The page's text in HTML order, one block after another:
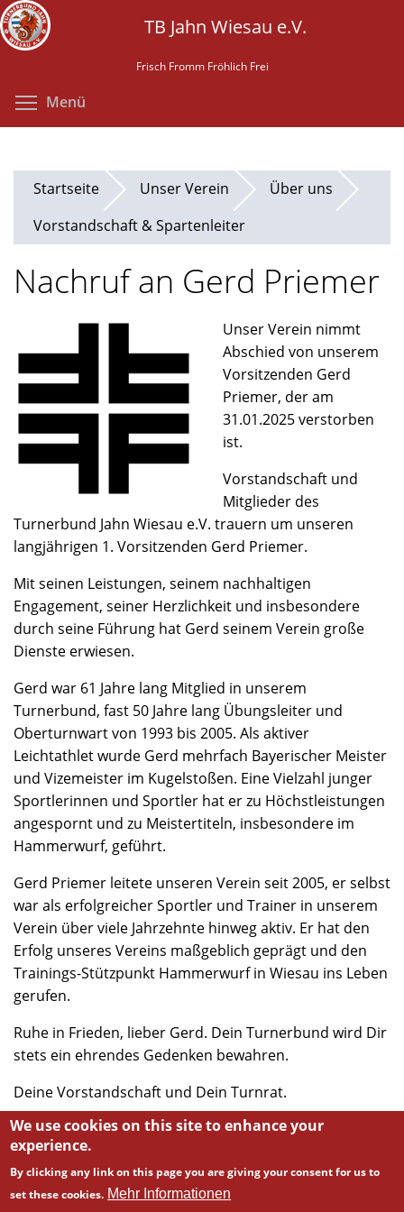
Direkt
zum
Inhalt
TB Jahn Wiesau e.V.
Frisch Fromm Fröhlich Frei
Menü
Startseite Unser Verein
Über uns
Vorstandschaft & Spartenleiter
Nachruf an Gerd Priemer
Unser Verein nimmt
Abschied von unserem
Vorsitzenden Gerd
Priemer, der am
31.01.2025 verstorben
ist.
Vorstandschaft und
Mitglieder des
Turnerbund Jahn Wiesau e.V. trauern um unseren
langjährigen 1. Vorsitzenden Gerd Priemer.
Mit seinen Leistungen, seinem nachhaltigen
Engagement, seiner Herzlichkeit und insbesondere
durch seine Führung hat Gerd seinem Verein große
Dienste erwiesen.
Gerd war 61 Jahre lang Mitglied in unserem
Turnerbund, fast 50 Jahre lang Übungsleiter und
Oberturnwart von 1993 bis 2005. Als aktiver
Leichtathlet wurde Gerd mehrfach Bayerischer Meister
und Vizemeister im Kugelstoßen. Eine Vielzahl junger
Sportlerinnen und Sportler hat er zu Höchstleistungen
angespornt und zu Meistertiteln, insbesondere im
Hammerwurf, geführt.
Gerd Priemer leitete unseren Verein seit 2005, er selbst
war als erfolgreicher Sportler und Trainer in unserem
Verein über viele Jahrzehnte hinweg aktiv. Er hat den
Erfolg unseres Vereins maßgeblich geprägt und den
Trainings-Stützpunkt Hammerwurf in Wiesau ins Leben
gerufen.
Ruhe in Frieden, lieber Gerd. Dein Turnerbund wird Dir
stets ein ehrendes Gedenken bewahren.
Deine Vorstandschaft und Dein Turnrat.
We use cookies on this site to enhance your
experience.
By clicking any link on this page you are giving your consent for us to
set these cookies. Mehr Informationen